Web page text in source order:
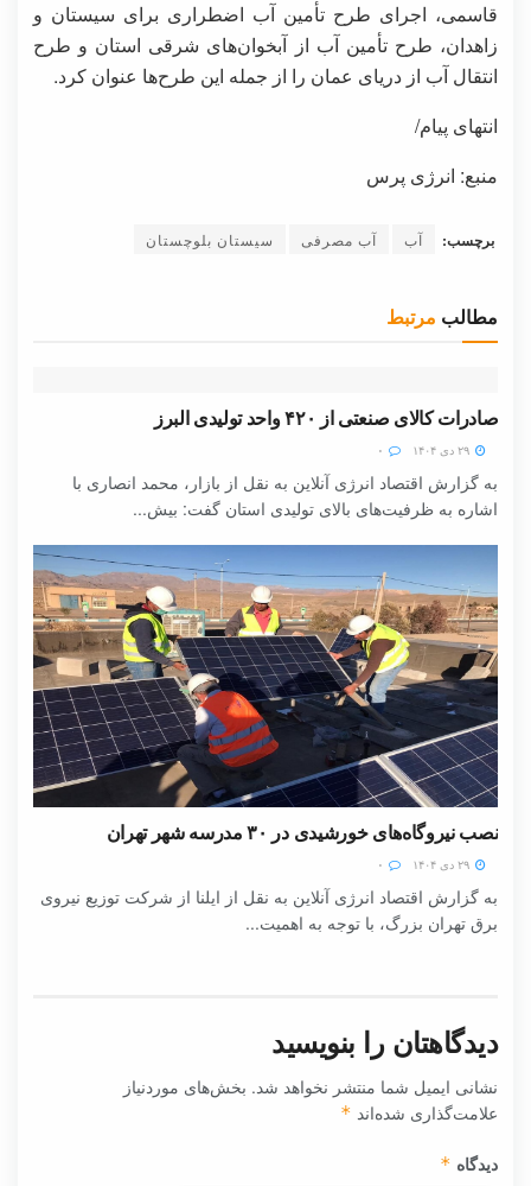
قاسمی، اجرای طرح تأمین آب اضطراری برای سیستان و
زاهدان، طرح تأمین آب از آبخوان‌های شرقی استان و طرح
انتقال آب از دریای عمان را از جمله این طرح‌ها عنوان کرد.
انتهای پیام/
منبع: انرژی پرس
برچسب: آب آب مصرفی سیستان بلوچستان
مطالب مرتبط
صادرات کالای صنعتی از ۴۲۰ واحد تولیدی البرز
به گزارش اقتصاد انرژی آنلاین به نقل از بازار، محمد انصاری با
اشاره به ظرفیت‌های بالای تولیدی استان گفت: بیش...
نصب نیروگاه‌های خورشیدی در ۳۰ مدرسه شهر تهران
به گزارش اقتصاد انرژی آنلاین به نقل از ایلنا از شرکت توزیع نیروی
برق تهران بزرگ، با توجه به اهمیت...
دیدگاهتان را بنویسید
نشانی ایمیل شما منتشر نخواهد شد. بخش‌های موردنیاز
علامت‌گذاری شده‌اند *
دیدگاه *